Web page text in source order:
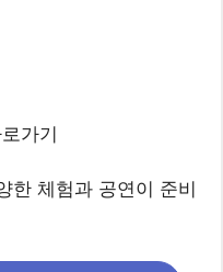
가기
한 체험과 공연이 준비